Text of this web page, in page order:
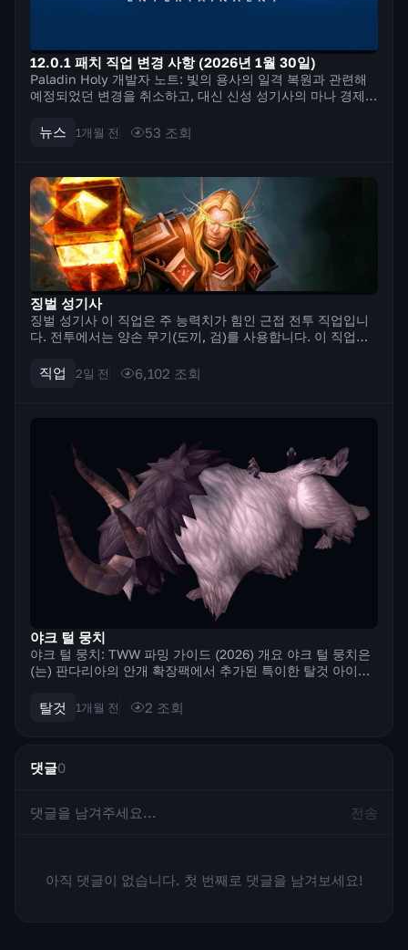
12.0.1 패치 직업 변경 사항 (2026년 1월 30일)
Paladin Holy 개발자 노트: 빛의 용사의 일격 복원과 관련해
예정되었던 변경을 취소하고, 대신 신성 성기사의 마나 경제와
제약을 완화하고 추가 주문 사용을 장려하여 비슷한 결과를 얻
는 것입니다. 즉,...
뉴스 1개월 전 53 조회
징벌 성기사
징벌 성기사 이 직업은 주 능력치가 힘인 근접 전투 직업입니
다. 전투에서는 양손 무기(도끼, 검)를 사용합니다. 이 직업의
입니다. 일부 기술은 신성한 힘을 축적하고, 다른 기술은 이를
소비하여 최대의 피해를 입...
직업 2일 전 6,102 조회
야크 털 뭉치
야크 털 뭉치: TWW 파밍 가이드 (2026) 개요 야크 털 뭉치은
(는) 판다리아의 안개 확장팩에서 추가된 특이한 탈것 아이템
되지 않고, 충전 횟수 3회를 가진 소모품처럼 작동합니다. 사
용하면 거대한 분노한 ...
탈것 1개월 전 2 조회
댓글0
전송
아직 댓글이 없습니다. 첫 번째로 댓글을 남겨보세요!